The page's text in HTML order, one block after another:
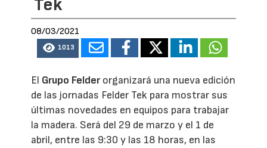
Tek
08/03/2021
1013
El Grupo Felderorganizará una nueva edición
de las jornadas Felder Tek para mostrar sus
últimas novedades en equipos para trabajar
la madera. Será del 29 de marzo y el 1 de
abril, entre las 9:30 y las 18 horas, en las